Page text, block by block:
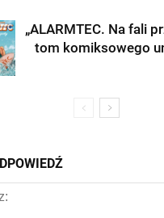
„ALARMTEC. Na fali
tom komiksowego